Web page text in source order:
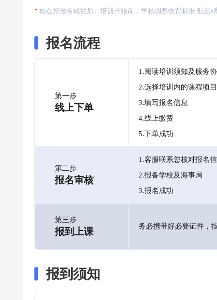
如在您报名成功后、培训开始前，学校调整收费标准,航运
报名流程
第一步
线上下单
1.阅读培训须知及服务
2.选择培训内的课程项目
3.填写报名信息
4.线上缴费
5.下单成功
第二步
报名审核
1.客服联系您核对报名
2.报备学校及海事局
3.报名成功
第三步
报到上课 务必携带好必要证件，
报到须知